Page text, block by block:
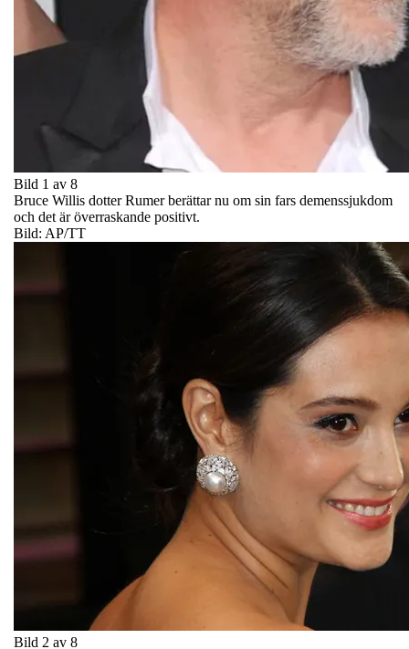
Bild 1 av 8
Bruce Willis dotter Rumer berättar nu om sin fars demenssjukdom
och det är överraskande positivt.
Bild: AP/TT
Bild 2 av 8